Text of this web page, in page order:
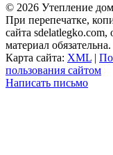
© 2026 Утепление
При перепечатке,
сайта
материал обязательна.
Карта сайта: XML |
пользования сайтом
Написать письмо